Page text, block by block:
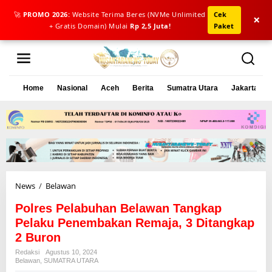
🚀 PROMO 2026: Website Terima Beres (NVMe Unlimited
+ Gratis Domain) Mulai Rp 2,5 Juta!
Cek
Paket
×
L
Home Nasional Aceh Berita Sumatra Utara Jakarta
News / Belawan
l
r
P
e
Polres Pelabuhan Belawan Tangkap
Pelaku Penembakan Remaja, 3 Ditangkap
2 Buron
Redaksi
Agustus 10, 2024
Belawan SUMATRA UTARA